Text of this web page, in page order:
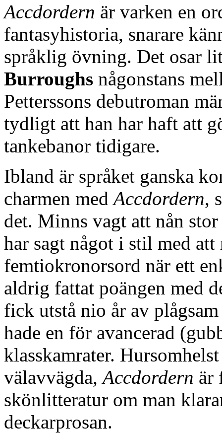
Accdordern är varken en
fantasyhistoria, snarare
språklig övning. Det osar
Burroughs någonstans
Petterssons debutroman
tydligt att han har haft att
tankebanor tidigare.
Ibland är språket ganska
charmen medAccdordern,
det. Minns vagt att nån
har sagt något i stil med att
femtiokronorsord när ett
aldrig fattat poängen med
fick utstå nio år av
hade en för avancerad
klasskamrater.
välavvägda,Accdordern är
skönlitteratur om man
deckarprosan.